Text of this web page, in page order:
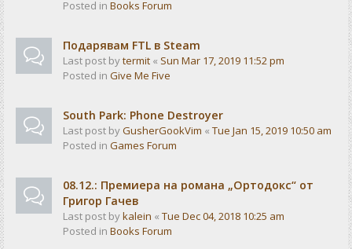
Posted in Books Forum
Подарявам FTL в Steam
Last post bytermit « Sun Mar 17, 2019 11:52 pm
Posted in Give Me Five
South Park: Phone Destroyer
Last post byGusherGookVim « Tue Jan 15, 2019 10:50 am
Posted in Games Forum
08.12.: Премиера на романа „Ортодокс“ от
Григор Гачев
Last post bykalein « Tue Dec 04, 2018 10:25 am
Posted in Books Forum